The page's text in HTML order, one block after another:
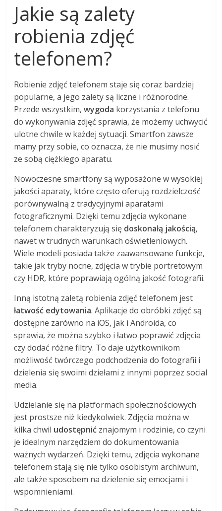
Jakie są zalety
robienia zdjęć
telefonem?
Robienie zdjęć telefonem staje się coraz bardziej
popularne, a jego zalety są liczne i różnorodne.
Przede wszystkim,wygoda korzystania z telefonu
do wykonywania zdjęć sprawia, że możemy uchwycić
ulotne chwile w każdej sytuacji. Smartfon zawsze
mamy przy sobie, co oznacza, że nie musimy nosić
ze sobą ciężkiego aparatu.
Nowoczesne smartfony są wyposażone w wysokiej
jakości aparaty, które często oferują rozdzielczość
porównywalną z tradycyjnymi aparatami
fotograficznymi. Dzięki temu zdjęcia wykonane
telefonem charakteryzują się doskonałą jakością,
nawet w trudnych warunkach oświetleniowych.
Wiele modeli posiada także zaawansowane funkcje,
takie jak tryby nocne, zdjęcia w trybie portretowym
czy HDR, które poprawiają ogólną jakość fotografii.
Inną istotną zaletą robienia zdjęć telefonem jest
łatwość edytowania. Aplikacje do obróbki zdjęć są
dostępne zarówno na iOS, jak i Androida, co
sprawia, że można szybko i łatwo poprawić zdjęcia
czy dodać różne filtry. To daje użytkownikom
możliwość twórczego podchodzenia do fotografii i
dzielenia się swoimi dziełami z innymi poprzez social
media.
Udzielanie się na platformach społecznościowych
jest prostsze niż kiedykolwiek. Zdjęcia można w
kilka chwil udostępnić znajomym i rodzinie, co czyni
je idealnym narzędziem do dokumentowania
ważnych wydarzeń. Dzięki temu, zdjęcia wykonane
telefonem stają się nie tylko osobistym archiwum,
ale także sposobem na dzielenie się emocjami i
wspomnieniami.